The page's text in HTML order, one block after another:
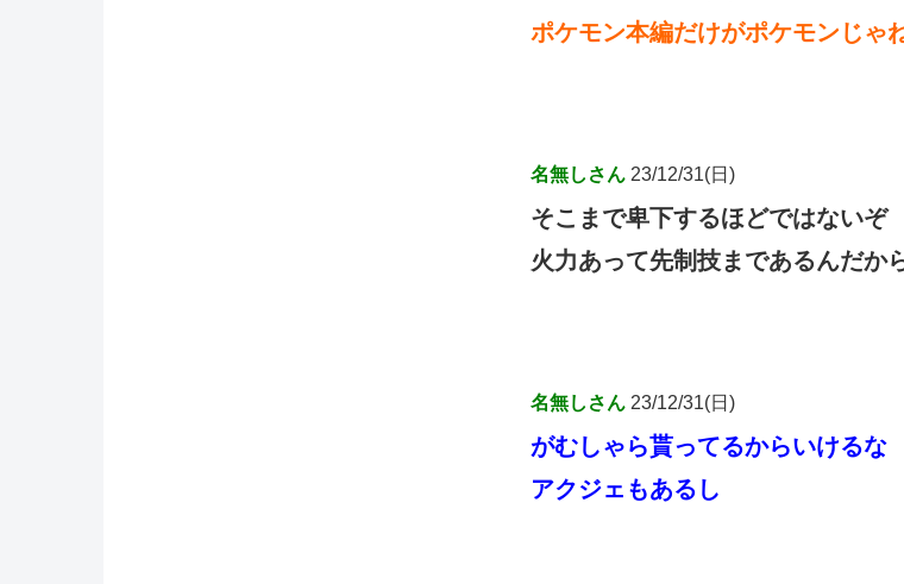
ポケモン本編だけがポケモンじゃ
名無しさん 23/12/31(日)
そこまで卑下するほどではないぞ
火力あって先制技まであるんだか
名無しさん 23/12/31(日)
がむしゃら貰ってるからいけるな
アクジェもあるし